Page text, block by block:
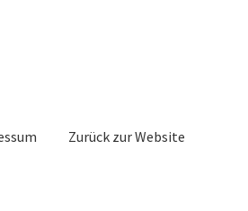
Zurück zur Website